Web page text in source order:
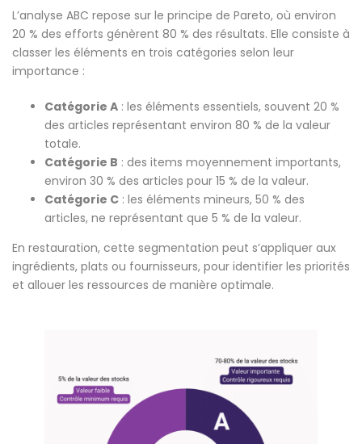
L’analyse ABC repose sur le principe de Pareto, où environ
20 % des efforts génèrent 80 % des résultats. Elle consiste à
classer les éléments en trois catégories selon leur
importance :
Catégorie A : les éléments essentiels, souvent 20 %
des articles représentant environ 80 % de la valeur
totale.
Catégorie B : des items moyennement importants,
environ 30 % des articles pour 15 % de la valeur.
Catégorie C : les éléments mineurs, 50 % des
articles, ne représentant que 5 % de la valeur.
En restauration, cette segmentation peut s’appliquer aux
ingrédients, plats ou fournisseurs, pour identifier les priorités
et allouer les ressources de manière optimale.